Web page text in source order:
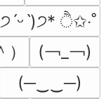
ੈ✩‧˚
(￢_￢)
(─‿‿─)